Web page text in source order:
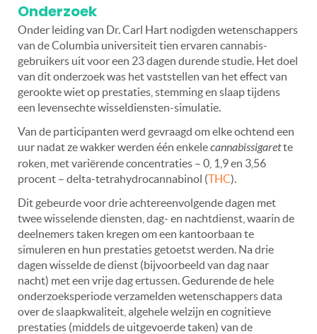
Onderzoek
Onder leiding van Dr. Carl Hart nodigden wetenschappers
van de Columbia universiteit tien ervaren cannabis-
gebruikers uit voor een 23 dagen durende studie. Het doel
van dit onderzoek was het vaststellen van het effect van
gerookte wiet op prestaties, stemming en slaap tijdens
een levensechte wisseldiensten-simulatie.
Van de participanten werd gevraagd om elke ochtend een
uur nadat ze wakker werden één enkelecannabissigarette
roken, met variërende concentraties – 0, 1,9 en 3,56
procent – delta-tetrahydrocannabinol (THC).
Dit gebeurde voor drie achtereenvolgende dagen met
twee wisselende diensten, dag- en nachtdienst, waarin de
deelnemers taken kregen om een kantoorbaan te
simuleren en hun prestaties getoetst werden. Na drie
dagen wisselde de dienst (bijvoorbeeld van dag naar
nacht) met een vrije dag ertussen. Gedurende de hele
onderzoeksperiode verzamelden wetenschappers data
over de slaapkwaliteit, algehele welzijn en cognitieve
prestaties (middels de uitgevoerde taken) van de